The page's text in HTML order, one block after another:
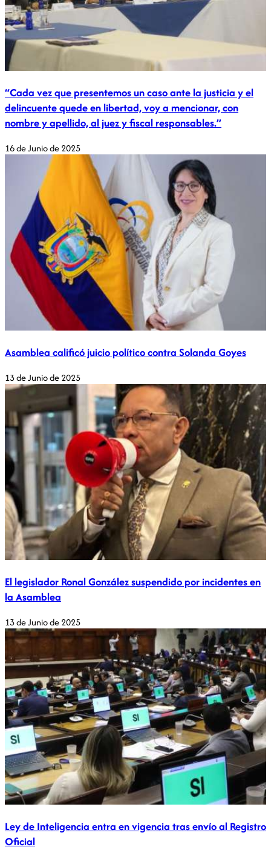
“Cada vez que presentemos un caso ante la justicia y el
delincuente quede en libertad, voy a mencionar, con
nombre y apellido, al juez y fiscal responsables.”
16 de Junio de 2025
Asamblea calificó juicio político contra Solanda Goyes
13 de Junio de 2025
El legislador Ronal González suspendido por incidentes en
la Asamblea
13 de Junio de 2025
Ley de Inteligencia entra en vigencia tras envío al Registro
Oficial